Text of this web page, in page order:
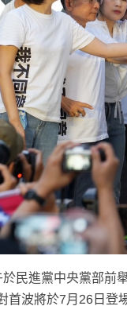
民進黨中央黨部前
首波將於7月26日登